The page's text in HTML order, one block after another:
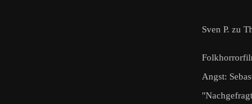
Sven P. zu
Angst: